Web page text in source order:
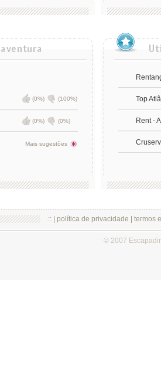
(0%) (100%)
(0%) (0%)
Mais sugestões
Top
Rent -
.:: | política de privacidade termos
© 2007